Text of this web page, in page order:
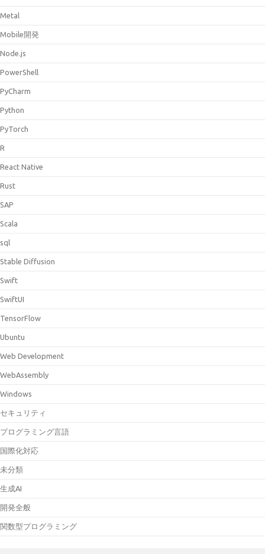
Metal
Mobile開発
Node.js
PowerShell
PyCharm
Python
PyTorch
R
React Native
Rust
SAP
Scala
sql
Stable Diffusion
Swift
SwiftUI
TensorFlow
Ubuntu
Web Development
WebAssembly
Windows
セキュリティ
プログラミング言語
国際化対応
未分類
生成AI
開発全般
関数型プログラミング